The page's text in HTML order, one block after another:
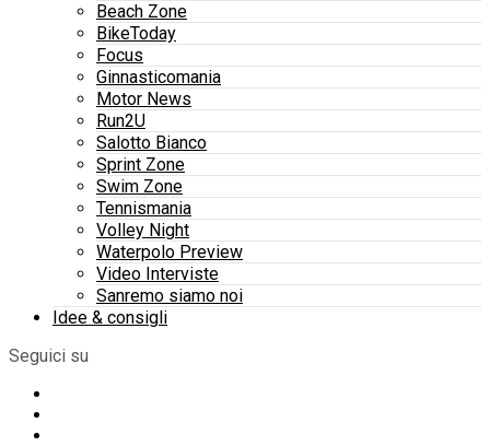
Beach Zone
BikeToday
Focus
Ginnasticomania
Motor News
Run2U
Salotto Bianco
Sprint Zone
Swim Zone
Tennismania
Volley Night
Waterpolo Preview
Video Interviste
Sanremo siamo noi
Idee & consigli
Seguici su